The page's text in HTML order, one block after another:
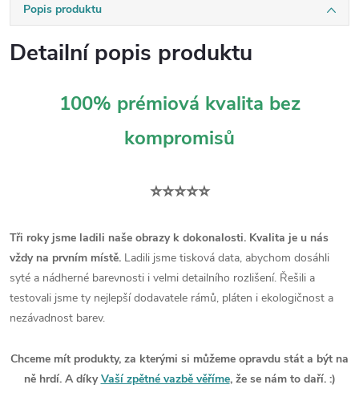
Popis produktu
Detailní popis produktu
100% prémiová kvalita bez
kompromisů
⭐⭐⭐⭐⭐
Tři roky jsme ladili naše obrazy k dokonalosti. Kvalita je u nás
vždy na prvním místě. Ladili jsme tisková data, abychom dosáhli
syté a nádherné barevnosti i velmi detailního rozlišení. Řešili a
testovali jsme ty nejlepší dodavatele rámů, pláten i ekologičnost a
nezávadnost barev.
Chceme mít produkty, za kterými si můžeme opravdu stát a být na
ně hrdí. A díkyVaší zpětné vazbě věříme, že se nám to daří. :)